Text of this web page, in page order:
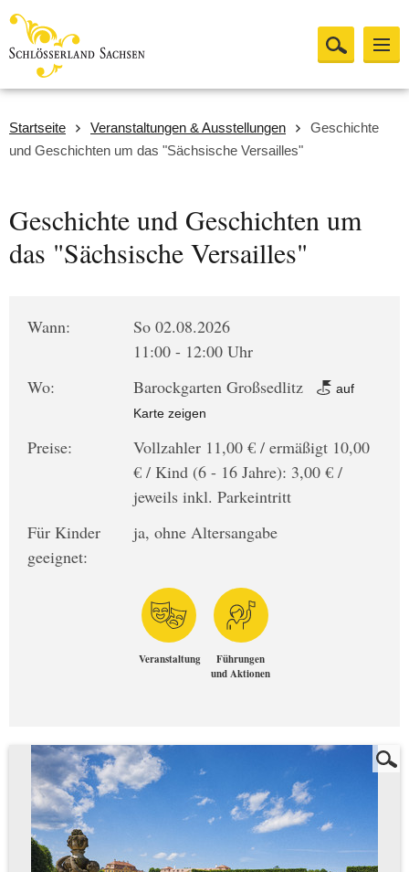
Startseite Veranstaltungen & Ausstellungen
Geschichte
und Geschichten um das "Sächsische Versailles"
Geschichte und Geschichten um
das "Sächsische Versailles"
Wann:
So 02.08.2026
11:00 - 12:00 Uhr
Wo:
Barockgarten Großsedlitz
auf
Karte zeigen
Preise:
Vollzahler 11,00 € / ermäßigt 10,00
€ / Kind (6 - 16 Jahre): 3,00 € /
jeweils inkl. Parkeintritt
Für Kinder
geeignet:
ja, ohne Altersangabe
Veranstaltung
Führungen
und Aktionen